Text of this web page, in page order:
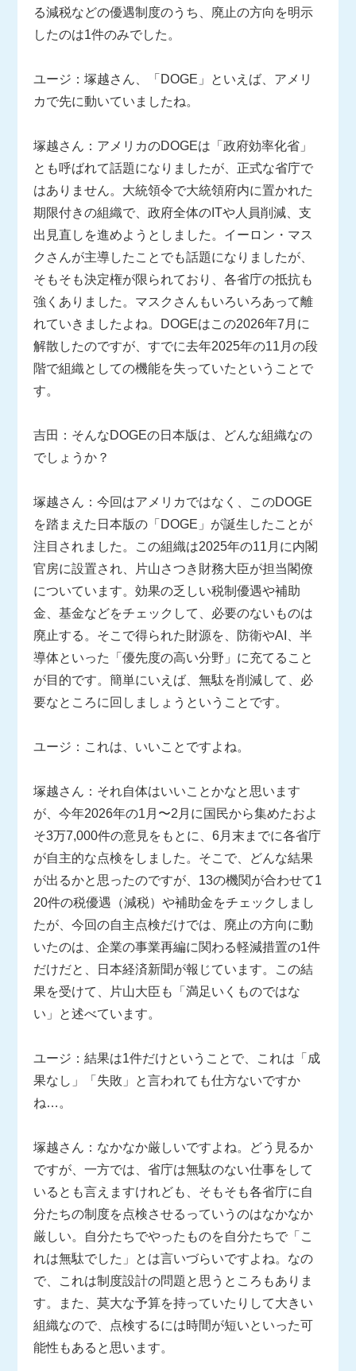
る減税などの優遇制度のうち、廃止の方向を明示
したのは1件のみでした。
ユージ：塚越さん、「DOGE」といえば、アメリ
カで先に動いていましたね。
塚越さん：アメリカのDOGEは「政府効率化省」
とも呼ばれて話題になりましたが、正式な省庁で
はありません。大統領令で大統領府内に置かれた
期限付きの組織で、政府全体のITや人員削減、支
出見直しを進めようとしました。イーロン・マス
クさんが主導したことでも話題になりましたが、
そもそも決定権が限られており、各省庁の抵抗も
強くありました。マスクさんもいろいろあって離
れていきましたよね。DOGEはこの2026年7月に
解散したのですが、すでに去年2025年の11月の段
階で組織としての機能を失っていたということで
す。
吉田：そんなDOGEの日本版は、どんな組織なの
でしょうか？
塚越さん：今回はアメリカではなく、このDOGE
を踏まえた日本版の「DOGE」が誕生したことが
注目されました。この組織は2025年の11月に内閣
官房に設置され、片山さつき財務大臣が担当閣僚
についています。効果の乏しい税制優遇や補助
金、基金などをチェックして、必要のないものは
廃止する。そこで得られた財源を、防衛やAI、半
導体といった「優先度の高い分野」に充てること
が目的です。簡単にいえば、無駄を削減して、必
要なところに回しましょうということです。
ユージ：これは、いいことですよね。
塚越さん：それ自体はいいことかなと思います
が、今年2026年の1月〜2月に国民から集めたおよ
そ3万7,000件の意見をもとに、6月末までに各省庁
が自主的な点検をしました。そこで、どんな結果
が出るかと思ったのですが、13の機関が合わせて1
20件の税優遇（減税）や補助金をチェックしまし
たが、今回の自主点検だけでは、廃止の方向に動
いたのは、企業の事業再編に関わる軽減措置の1件
だけだと、日本経済新聞が報じています。この結
果を受けて、片山大臣も「満足いくものではな
い」と述べています。
ユージ：結果は1件だけということで、これは「成
果なし」「失敗」と言われても仕方ないですか
ね…。
塚越さん：なかなか厳しいですよね。どう見るか
ですが、一方では、省庁は無駄のない仕事をして
いるとも言えますけれども、そもそも各省庁に自
分たちの制度を点検させるっていうのはなかなか
厳しい。自分たちでやったものを自分たちで「こ
れは無駄でした」とは言いづらいですよね。なの
で、これは制度設計の問題と思うところもありま
す。また、莫大な予算を持っていたりして大きい
組織なので、点検するには時間が短いといった可
能性もあると思います。